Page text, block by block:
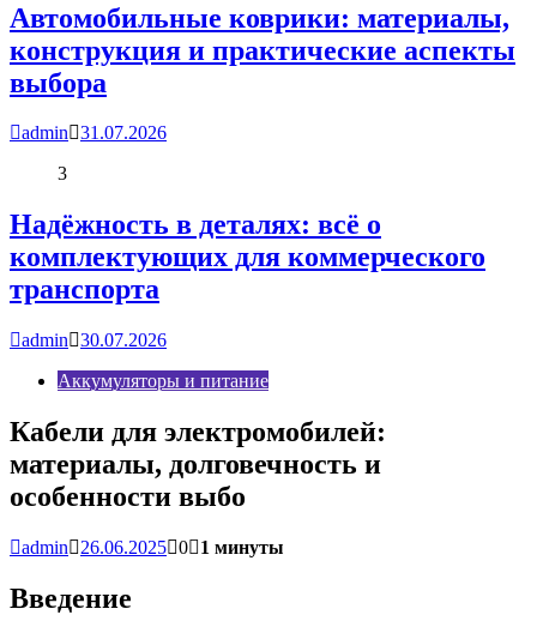
Автомобильные коврики: материалы,
конструкция и практические аспекты
выбора
admin 31.07.2026
3
Надёжность в деталях: всё о
комплектующих для коммерческого
транспорта
admin
30.07.2026
Аккумуляторы и питание
Кабели для электромобилей:
материалы, долговечность и
особенности выбо
admin 26.06.2025 0 1 минуты
Введение